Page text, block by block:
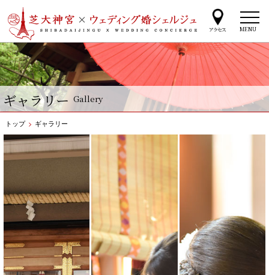
ギャラリー Gallery
MENU
トップ > ギャラリー